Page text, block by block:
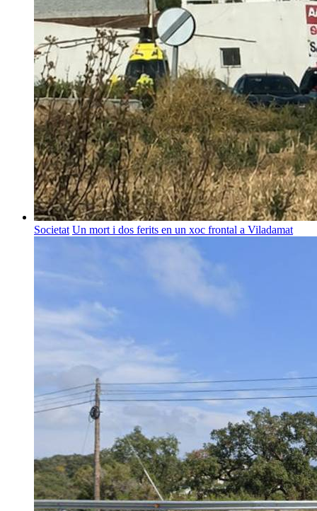
Societat Un mort i dos ferits en un xoc frontal a Viladamat